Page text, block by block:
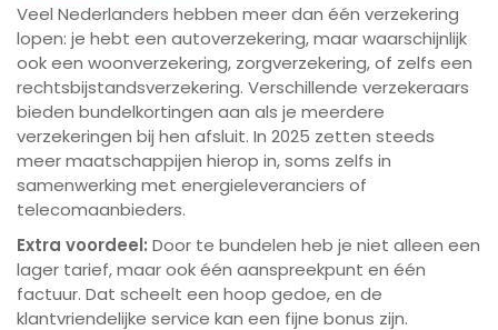
Veel Nederlanders hebben meer dan één verzekering
lopen: je hebt een autoverzekering, maar waarschijnlijk
ook een woonverzekering, zorgverzekering, of zelfs een
rechtsbijstandsverzekering. Verschillende verzekeraars
bieden bundelkortingen aan als je meerdere
verzekeringen bij hen afsluit. In 2025 zetten steeds
meer maatschappijen hierop in, soms zelfs in
samenwerking met energieleveranciers of
telecomaanbieders.
Extra voordeel: Door te bundelen heb je niet alleen een
lager tarief, maar ook één aanspreekpunt en één
factuur. Dat scheelt een hoop gedoe, en de
klantvriendelijke service kan een fijne bonus zijn.